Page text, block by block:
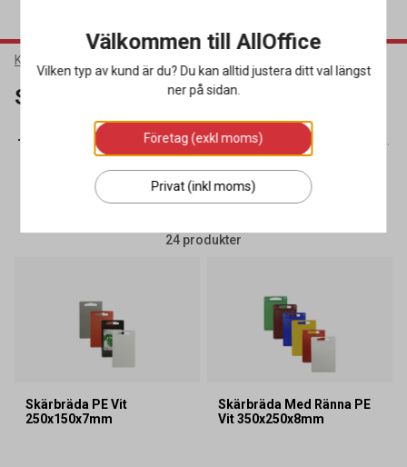
Kök & Servering
Skärbrädor
& Skalare Skärbrädor(24) Stekpannor
SORTERA FILTRERA
24 produkter
Skärbräda PE Vit
250x150x7mm
Skärbräda Med Ränna PE
Vit 350x250x8mm
Välkommen till AllOffice
Vilken typ av kund är du? Du kan alltid justera ditt val längst
ner på sidan.
Företag (exkl moms)
Privat (inkl moms)